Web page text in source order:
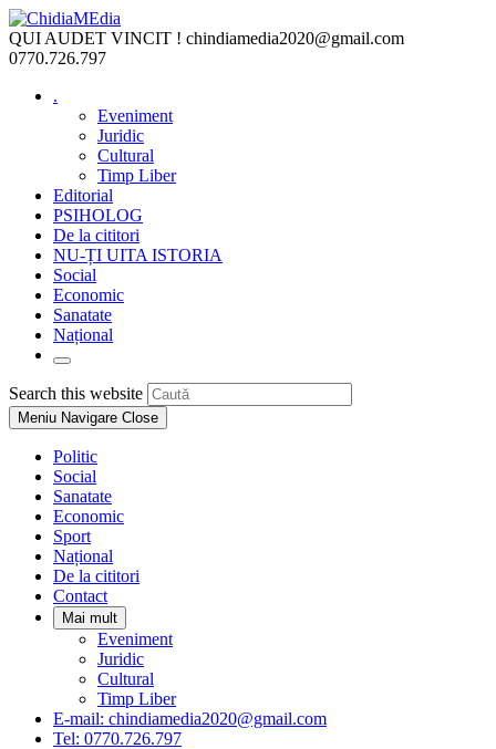
Skip
to
content
QUI AUDET VINCIT ! chindiamedia2020@gmail.com
0770.726.797
.
Eveniment
Juridic
Cultural
Timp Liber
Editorial
PSIHOLOG
De la cititori
NU-ȚI UITA ISTORIA
Social
Economic
Sanatate
Național
Toggle
website
search
Search this website
Escape
Meniu Navigare Close
Politic
Social
Sanatate
Economic
Sport
Național
De la cititori
Contact
Mai mult
Eveniment
Juridic
Cultural
Timp Liber
E-mail: chindiamedia2020@gmail.com
Tel: 0770.726.797